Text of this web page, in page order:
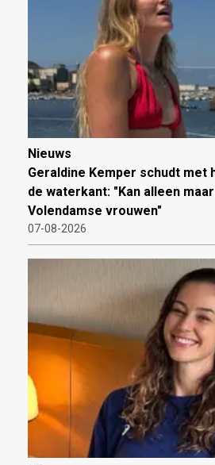
Nieuws
Geraldine Kemper schudt met
de waterkant: "Kan alleen
Volendamse vrouwen"
07-08-2026